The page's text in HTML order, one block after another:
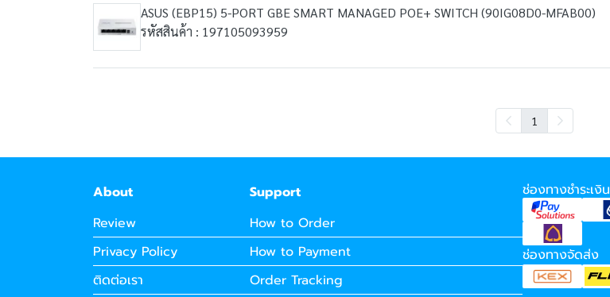
ASUS (EBP15) 5-PORT GBE SMART MANAGED POE+ SWITCH (90IG08D0-MFAB00)
รหัสสินค้า : 197105093959
1
About
Review
Privacy Policy
ติดต่อเรา
Support
How to Order
How to Payment
Order Tracking
ช่องทางชำระเงิน
ช่องทางจัดส่ง